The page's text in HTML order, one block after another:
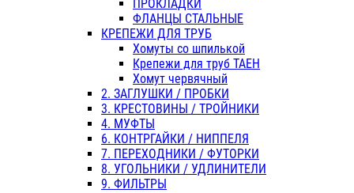
ПРОКЛАДКИ
ФЛАНЦЫ СТАЛЬНЫЕ
КРЕПЕЖИ ДЛЯ ТРУБ
Хомуты со шпилькой
Крепежи для труб ТАЕН
Хомут червячный
2. ЗАГЛУШКИ / ПРОБКИ
3. КРЕСТОВИНЫ / ТРОЙНИКИ
4. МУФТЫ
6. КОНТРГАЙКИ / НИППЕЛЯ
7. ПЕРЕХОДНИКИ / ФУТОРКИ
8. УГОЛЬНИКИ / УДЛИНИТЕЛИ
9. ФИЛЬТРЫ